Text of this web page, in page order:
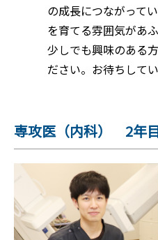
の成長につながって
を育てる雰囲気があふ
少しでも興味のある
ださい。お待ちして
専攻医（内科） 2年